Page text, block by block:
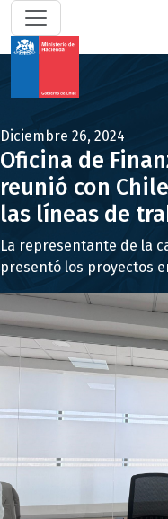
Diciembre 26, 2024
Oficina de
reunió con
las líneas de
La representante de la
presentó los proyectos